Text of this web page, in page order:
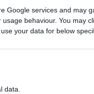
Google services and may
behaviour. You may
your data for below
data.
de
egyetlen